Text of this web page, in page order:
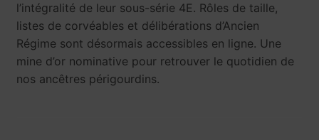
l’intégralité de leur sous-série 4E. Rôles de taille,
listes de corvéables et délibérations d’Ancien
Régime sont désormais accessibles en ligne. Une
mine d’or nominative pour retrouver le quotidien de
nos ancêtres périgourdins.